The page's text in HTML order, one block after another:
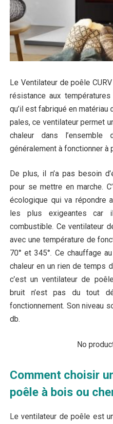
Le Ventilateur de poêle
résistance aux températures
qu’il est fabriqué en matériau
pales, ce ventilateur permet
chaleur dans
généralement à fonctionner à
De plus, il n’a pas besoin
pour se mettre en marche.
écologique qui va répondre
les plus exigeantes car
combustible. Ce ventilateur
avec une température de
70° et 345°. Ce chauffage
chaleur en un rien de temps
c’est un ventilateur de
bruit n’est pas du tout
fonctionnement. Son niveau
db.
No
Comment choisir
poêle à bois ou
Le ventilateur de poêle est